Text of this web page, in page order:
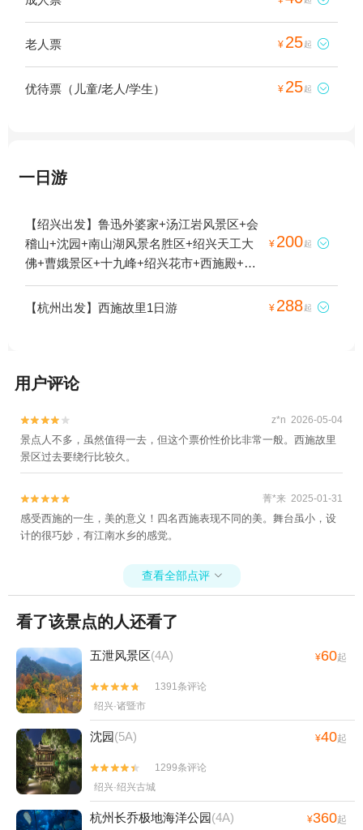
老人票 ¥ 25起 
优待票（儿童/老人/学生） ¥ 25起 
一日游
【绍兴出发】鲁迅外婆家+汤江岩风景区+会
稽山+沈园+南山湖风景名胜区+绍兴天工大
佛+曹娥景区+十九峰+绍兴花市+西施殿+安
昌古镇+镜湖国家城市湿地公园+东湖+绍兴
柯岩风景区+兰亭景区+西施故里+衢州小南
兴嵊州南山湖+绍兴古城+衢州龙游六春湖漂
园+衢州江滨公园+衢州市市民公园+安昌民
俗风情馆+镜湖湿地公园+绍兴一中+新昌城
隍庙+汤江岩户外拓展基地+诸暨烈士纪念馆
+绍兴博物馆+沈园之夜剧场+衢州衆园+绍兴
旅游直通车+新昌沙溪开口岩村蓝莓采摘+会
稽山峡洞漂流+爱乐游（上虞大通店）+会稽
山兜率天景区+会稽山龙华寺+沈园草莓园
馆+太湖西山西施草莓园+杭州湾海上花田
+瓜渚湖公园+东方山水乐园水之王国(全室内
水公园)+上虞鲜果采摘+诸暨奇幻漂流+绍兴
梦幻水世界+诸暨龙太子欢乐谷+诸暨香榧探
险漂流+绍兴镜湖光影艺术节+绍兴会稽山大
禹陵乌篷船+安康寺+乌篷船码头+绍兴宣卷
馆+衢州乐翻天水上乐园+五泄漂流+镜湖湿
地海洋世界+新昌海洋公园+衢州大荫山森林
穿越探险乐园+衢州悦龙湾度假园区+let's go
游乐世界+衢州三毛滑雪乐园+诸暨城市广场
美猴游乐园+越剧小镇+绍兴曹娥江游艇俱乐
部有限公司+诸暨星空失恋博物馆+镜湖湿地
动物王国+镜湖湿地游乐园+绍兴科技馆+衢
州儿童公园+衢州古城文化旅游区+绍兴鲁迅
¥ 200起 
【杭州出发】西施故里1日游 ¥ 288起 
用户评论

 z*n 2026-05-04
景点人不多，虽然值得一去，但这个票价性价比非常一般。西施故里
景区过去要绕行比较久。

 菁*来 2025-01-31
感受西施的一生，美的意义！四名西施表现不同的美。舞台虽小，设
计的很巧妙，有江南水乡的感觉。
查看全部点评 
看了该景点的人还看了
五泄风景区(4A) ¥60起


1391条评论
绍兴·诸暨市
沈园(5A) ¥40起


1299条评论
绍兴·绍兴古城
杭州长乔极地海洋公园(4A) ¥360起